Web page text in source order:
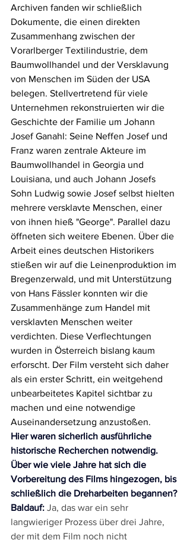
Archiven fanden wir schließlich
Dokumente, die einen direkten
Zusammenhang zwischen der
Vorarlberger Textilindustrie, dem
Baumwollhandel und der Versklavung
von Menschen im Süden der USA
belegen. Stellvertretend für viele
Unternehmen rekonstruierten wir die
Geschichte der Familie um Johann
Josef Ganahl: Seine Neffen Josef und
Franz waren zentrale Akteure im
Baumwollhandel in Georgia und
Louisiana, und auch Johann Josefs
Sohn Ludwig sowie Josef selbst hielten
mehrere versklavte Menschen, einer
von ihnen hieß "George". Parallel dazu
öffneten sich weitere Ebenen. Über die
Arbeit eines deutschen Historikers
stießen wir auf die Leinenproduktion im
Bregenzerwald, und mit Unterstützung
von Hans Fässler konnten wir die
Zusammenhänge zum Handel mit
versklavten Menschen weiter
verdichten. Diese Verflechtungen
wurden in Österreich bislang kaum
erforscht. Der Film versteht sich daher
als ein erster Schritt, ein weitgehend
unbearbeitetes Kapitel sichtbar zu
machen und eine notwendige
Auseinandersetzung anzustoßen.
Hier waren sicherlich ausführliche
historische Recherchen notwendig.
Über wie viele Jahre hat sich die
Vorbereitung des Films hingezogen, bis
schließlich die Dreharbeiten begannen?
Baldauf: Ja, das war ein sehr
langwieriger Prozess über drei Jahre,
der mit dem Film noch nicht